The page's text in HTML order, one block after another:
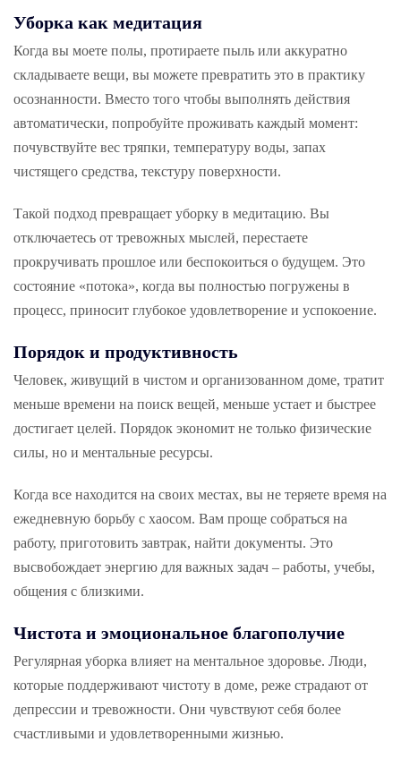
Уборка как медитация
Когда вы моете полы, протираете пыль или аккуратно
складываете вещи, вы можете превратить это в практику
осознанности. Вместо того чтобы выполнять действия
автоматически, попробуйте проживать каждый момент:
почувствуйте вес тряпки, температуру воды, запах
чистящего средства, текстуру поверхности.
Такой подход превращает уборку в медитацию. Вы
отключаетесь от тревожных мыслей, перестаете
прокручивать прошлое или беспокоиться о будущем. Это
состояние «потока», когда вы полностью погружены в
процесс, приносит глубокое удовлетворение и успокоение.
Порядок и продуктивность
Человек, живущий в чистом и организованном доме, тратит
меньше времени на поиск вещей, меньше устает и быстрее
достигает целей. Порядок экономит не только физические
силы, но и ментальные ресурсы.
Когда все находится на своих местах, вы не теряете время на
ежедневную борьбу с хаосом. Вам проще собраться на
работу, приготовить завтрак, найти документы. Это
высвобождает энергию для важных задач – работы, учебы,
общения с близкими.
Чистота и эмоциональное благополучие
Регулярная уборка влияет на ментальное здоровье. Люди,
которые поддерживают чистоту в доме, реже страдают от
депрессии и тревожности. Они чувствуют себя более
счастливыми и удовлетворенными жизнью.